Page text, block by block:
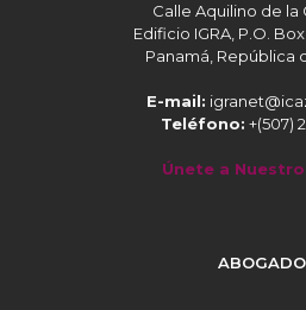
Calle Aquilino de la
Edificio IGRA, P.O.
Panamá, República
E-mail:
Teléfono: +(507)
Únete a